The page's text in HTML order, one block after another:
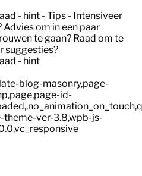
- hint - Tips - Intensiveer
om in een paar
te gaan? Raad om te
suggesties?
- hint
blog-masonry,page-
id-
theme-ver-3.8,wpb-js-